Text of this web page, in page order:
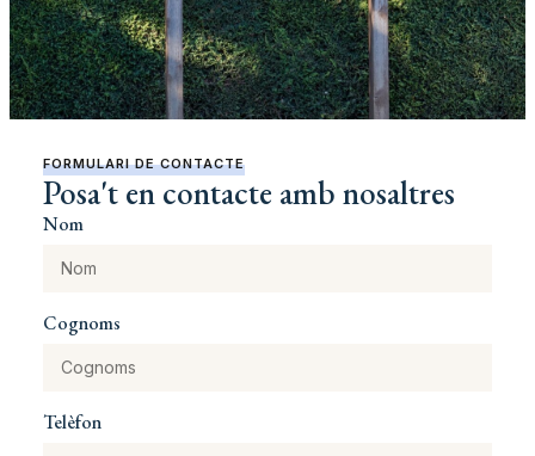
FORMULARI DE CONTACTE
Posa't en contacte amb nosaltres
Nom
Cognoms
Telèfon